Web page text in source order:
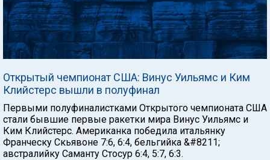
Открытый чемпионат США: Винус Уильямс и Ким
Клийстерс вышли в полуфинал
Первыми полуфиналистками Открытого чемпионата США
стали бывшие первые ракетки мира Винус Уильямс и
Ким Клийстерс. Американка победила итальянку
Франческу Скьявоне 7:6, 6:4, бельгийка &#8211;
австралийку Саманту Стосур 6:4, 5:7, 6:3.